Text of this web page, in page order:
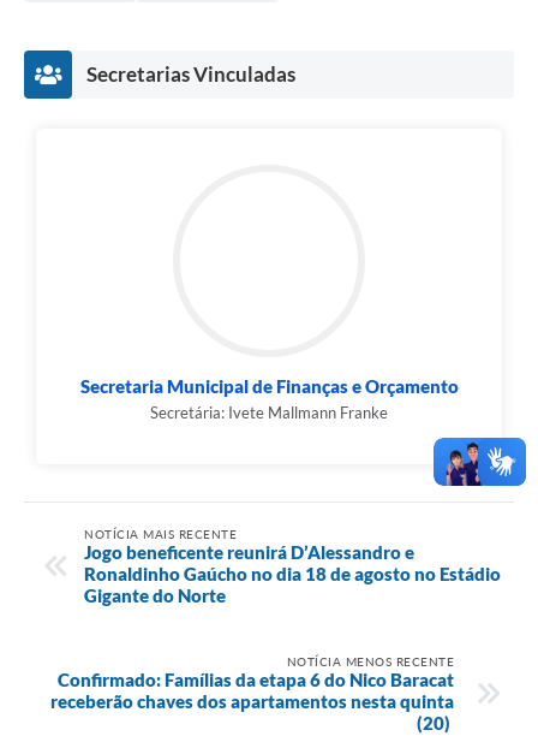
Secretarias Vinculadas
Secretaria Municipal de Finanças e Orçamento
Secretária: Ivete Mallmann Franke
NOTÍCIA MAIS RECENTE
Jogo beneficente reunirá D’Alessandro e
Ronaldinho Gaúcho no dia 18 de agosto no Estádio
Gigante do Norte
NOTÍCIA MENOS RECENTE
Confirmado: Famílias da etapa 6 do Nico Baracat
receberão chaves dos apartamentos nesta quinta
(20)